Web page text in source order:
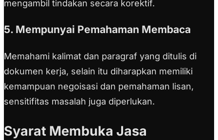
mengambil tindakan secara korektif.
5. Mempunyai Pemahaman Membaca
Memahami kalimat dan paragraf yang ditulis di
dokumen kerja, selain itu diharapkan memiliki
kemampuan negoisasi dan pemahaman lisan,
sensitifitas masalah juga diperlukan.
Syarat Membuka Jasa